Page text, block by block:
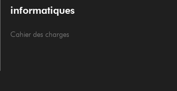
informatiques
Cahier des charges